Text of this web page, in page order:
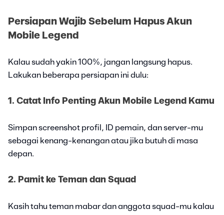
Persiapan Wajib Sebelum Hapus Akun
Mobile Legend
Kalau sudah yakin 100%, jangan langsung hapus.
Lakukan beberapa persiapan ini dulu:
1. Catat Info Penting Akun Mobile Legend Kamu
Simpan screenshot profil, ID pemain, dan server-mu
sebagai kenang-kenangan atau jika butuh di masa
depan.
2. Pamit ke Teman dan Squad
Kasih tahu teman mabar dan anggota squad-mu kalau